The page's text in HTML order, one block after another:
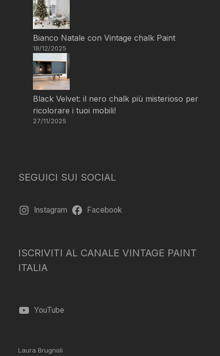
Bianco Natale con Vintage chalk Paint
18/12/2025
Black Velvet: il nero chalk più misterioso per
ricolorare i tuoi mobili!
27/11/2025
SEGUICI SUI SOCIAL
Instagram Facebook
ISCRIVITI AL CANALE VINTAGE PAINT
ITALIA
YouTube
Laura Brugnoli